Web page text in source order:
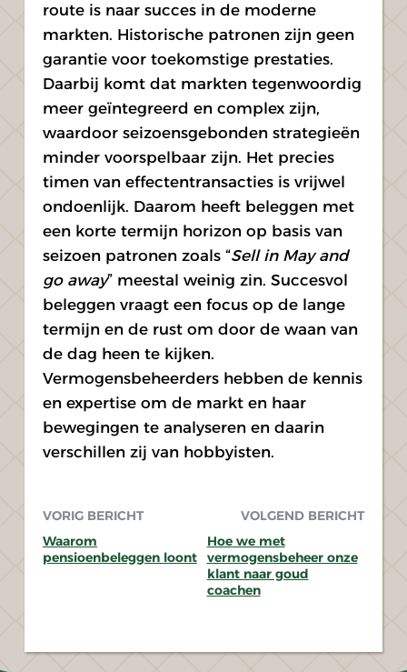
route is naar succes in de moderne
markten. Historische patronen zijn geen
garantie voor toekomstige prestaties.
Daarbij komt dat markten tegenwoordig
meer geïntegreerd en complex zijn,
waardoor seizoensgebonden strategieën
minder voorspelbaar zijn. Het precies
timen van effectentransacties is vrijwel
ondoenlijk. Daarom heeft beleggen met
een korte termijn horizon op basis van
seizoen patronen zoals “Sell in May and
go away” meestal weinig zin. Succesvol
beleggen vraagt een focus op de lange
termijn en de rust om door de waan van
de dag heen te kijken.
Vermogensbeheerders hebben de kennis
en expertise om de markt en haar
bewegingen te analyseren en daarin
verschillen zij van hobbyisten.
VORIG BERICHT
VOLGEND BERICHT
Waarom
pensioenbeleggen loont
Hoe we met
vermogensbeheer onze
klant naar goud
coachen